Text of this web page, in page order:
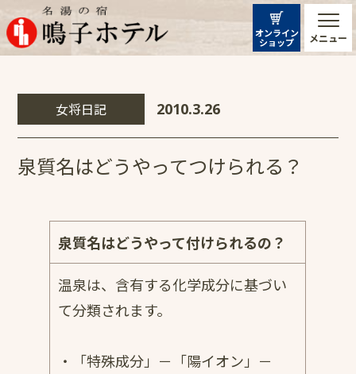
メニュー
オンライン
ショップ
女将日記 2010.3.26
泉質名はどうやってつけられる？
泉質名はどうやって付けられるの？
温泉は、含有する化学成分に基づい
て分類されます。
・「特殊成分」－「陽イオン」－